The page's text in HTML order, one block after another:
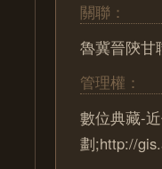
關聯：
魯冀晉陝甘
管理權：
數位典藏-
劃;http://